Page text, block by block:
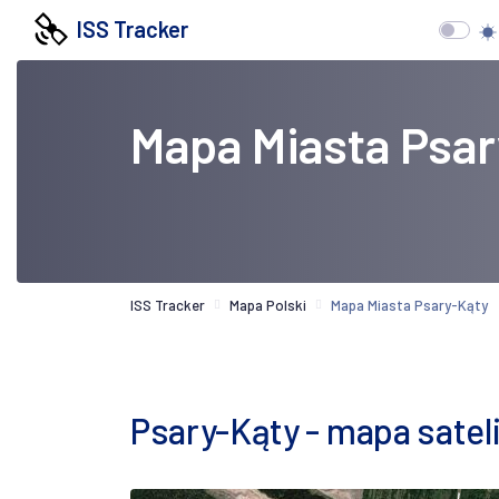
ISS Tracker
Mapa Miasta
ISS Tracker Mapa Polski Mapa Miasta Psary-Kąty
Psary-Kąty - mapa